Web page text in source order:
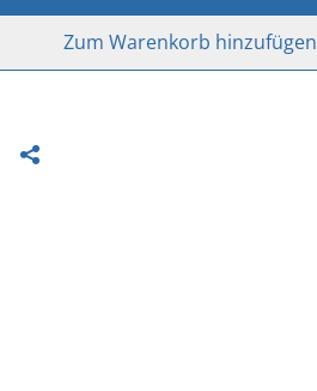
Zum Warenkorb hinzufügen